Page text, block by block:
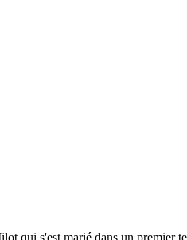
qui s'est marié dans un